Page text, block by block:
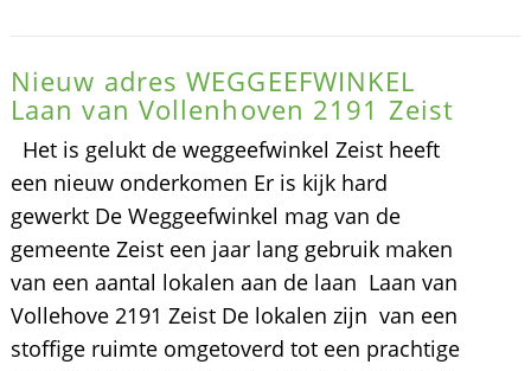
Nieuw adres WEGGEEFWINKEL
Laan van Vollenhoven 2191 Zeist
Het is gelukt de weggeefwinkel Zeist heeft
een nieuw onderkomen Er is kijk hard
gewerkt De Weggeefwinkel mag van de
gemeente Zeist een jaar lang gebruik maken
van een aantal lokalen aan de laan Laan van
Vollehove 2191 Zeist De lokalen zijn van een
stoffige ruimte omgetoverd tot een prachtige